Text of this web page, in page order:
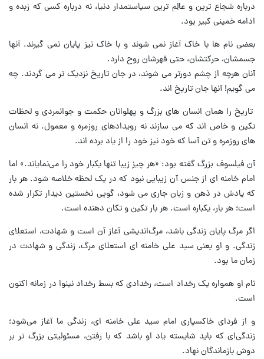
درباره شجاع ترین و عالِم ترین سیاستمدار دنیا، نه درباره کسی که زبده و
ادامه خمینی کبیر بود.
بعضی نام‌ ها با خاک آغاز نمی‌ شوند و با خاک نیز پایان نمی‌ گیرند. آنها
جسمشان، حرکتشان، حتی قهرشان روح دارد.
آنان هرچه از چشم دورتر می‌ شوند، در جان تاریخ نزدیک‌ تر می‌ گردند. چه
می گویم! آنها جان تاریخ اند.
تاریخ را همان انسان های بزرگ و پهلوانان حکمت و جوانمردی و لحظات
تکین و خاص اند که می سازند نه رویدادهای روزمره و معمول. نه انسان
های روزمره و تن آسا که خود نیز خود را از یاد برده اند.
آن فیلسوف بزرگ گفته بود: «هر چیز زیبا تنها یکبار خود را می‌نمایاند.» اما
امام خامنه ای از جنس آن زیبایی نبود که در یک لحظه خلاصه شود. هر بار
که یادش در ذهن و زبان جاری می‌ شود، گویی نخستین دیدار تکرار شده
است؛ هر بار، یکباره است. هر بار تکین و تکان دهنده است.
اگر مرگ پایان زندگی باشد، مرگ‌اندیشی آغاز آن است و شهادت، استعلای
زندگی. و او یعنی سید علی خامنه ای استعلای مرگ، زندگی و شهادت در
زمان ما بود.
نام او همواره‌ یک رخداد است، رخدادی که بسط رخداد نینوا در زمانه اکنون
است.
و از فردای خاکسپاری امام سید علی خامنه ای، زندگی ما آغاز می‌شود؛
زندگی‌ای که باید شایسته یاد او باشد که با رفتن، مسئولیتی بزرگ‌ تر بر
دوش بازماندگان نهاد.